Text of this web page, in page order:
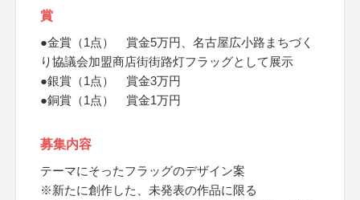
賞
●金賞（1点） 賞金5万円、名古屋広小路まちづく
り協議会加盟商店街街路灯フラッグとして展示
●銀賞（1点） 賞金3万円
●銅賞（1点） 賞金1万円
募集内容
テーマにそったフラッグのデザイン案
※新たに創作した、未発表の作品に限る